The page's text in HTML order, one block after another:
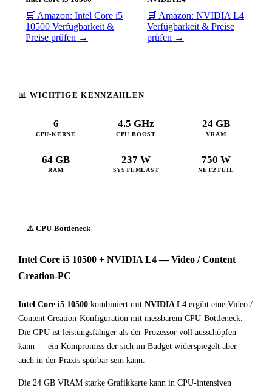
🛒 Amazon: Intel Core i5
10500 Verfügbarkeit &
Preise prüfen →
🛒 Amazon: NVIDIA L4
Verfügbarkeit & Preise
prüfen →
📊 WICHTIGE KENNZAHLEN
6
CPU-KERNE
4.5 GHz
CPU BOOST
24 GB
VRAM
64 GB
RAM
237 W
SYSTEMLAST
750 W
NETZTEIL
⚠ CPU-Bottleneck
Intel Core i5 10500 + NVIDIA L4 — Video / Content
Creation-PC
Intel Core i5 10500 kombiniert mit NVIDIA L4 ergibt eine Video /
Content Creation-Konfiguration mit messbarem CPU-Bottleneck.
Die GPU ist leistungsfähiger als der Prozessor voll ausschöpfen
kann — ein Kompromiss der sich im Budget widerspiegelt aber
auch in der Praxis spürbar sein kann.
Die 24 GB VRAM starke Grafikkarte kann in CPU-intensiven